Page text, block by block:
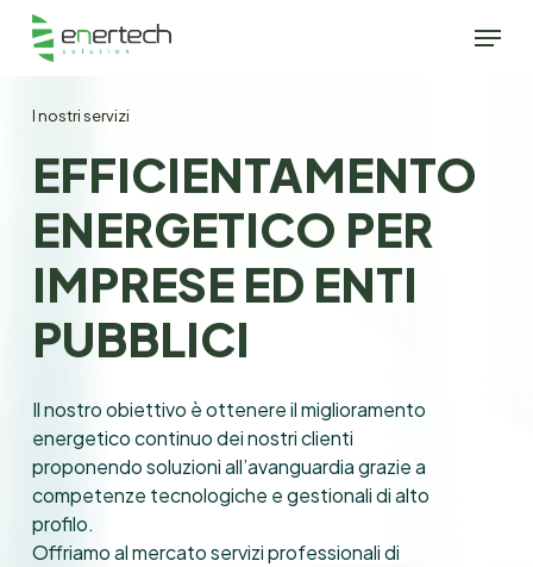
Skip
main
Menu
I nostri servizi
EFFICIENTAMENTO
ENERGETICO PER
IMPRESE ED ENTI
PUBBLICI
Il nostro obiettivo è ottenere il miglioramento
energetico continuo dei nostri clienti
proponendo soluzioni all’avanguardia grazie a
competenze tecnologiche e gestionali di alto
profilo.
Offriamo al mercato servizi professionali di